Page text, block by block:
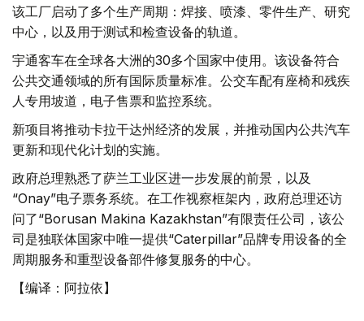
该工厂启动了多个生产周期：焊接、喷漆、零件生产、研究
中心，以及用于测试和检查设备的轨道。
宇通客车在全球各大洲的30多个国家中使用。该设备符合
公共交通领域的所有国际质量标准。公交车配有座椅和残疾
人专用坡道，电子售票和监控系统。
新项目将推动卡拉干达州经济的发展，并推动国内公共汽车
更新和现代化计划的实施。
政府总理熟悉了萨兰工业区进一步发展的前景，以及
“Onay”电子票务系统。在工作视察框架内，政府总理还访
问了“Borusan Makina Kazakhstan”有限责任公司，该公
司是独联体国家中唯一提供“Caterpillar”品牌专用设备的全
周期服务和重型设备部件修复服务的中心。
【编译：阿拉依】